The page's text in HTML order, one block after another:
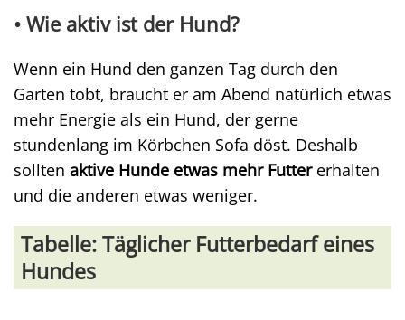
• Wie aktiv ist der Hund?
Wenn ein Hund den ganzen Tag durch den
Garten tobt, braucht er am Abend natürlich etwas
mehr Energie als ein Hund, der gerne
stundenlang im Körbchen Sofa döst. Deshalb
sollten aktive Hunde etwas mehr Futtererhalten
und die anderen etwas weniger.
Tabelle: Täglicher Futterbedarf eines
Hundes